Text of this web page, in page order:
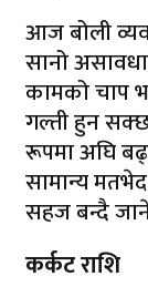
आज बोली
सानो
कामको चाप
गल्ती हुन
रूपमा अघि
सामान्य
सहज बन्दै
कर्कट राशि